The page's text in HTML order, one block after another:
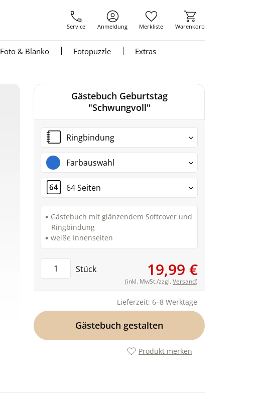
Service Anmeldung Merkliste Warenkorb
Foto & Blanko Fotopuzzle Extras
Gästebuch Geburtstag
"Schwungvoll"
Ringbindung
Farbauswahl
64 Seiten
Gästebuch mit glänzendem Softcover und
Ringbindung
weiße Innenseiten
Stück 19,99 €
(inkl. MwSt./zzgl. Versand)
Lieferzeit: 6–8 Werktage
Gästebuch gestalten
Produkt merken